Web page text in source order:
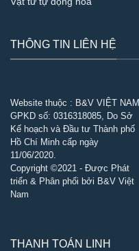
THÔNG TIN LIÊN HỆ
Website thuộc : B&V VIỆT NAM
GPKD số: 0316318085, Do Sở
Kế hoạch và Đầu tư Thành phố
Hồ Chí Minh cấp ngày
11/06/2020.
Copyright ©2021 - Được Phát
triển & Phân phối bởi B&V Việt
Nam
THANH TOÁN LINH